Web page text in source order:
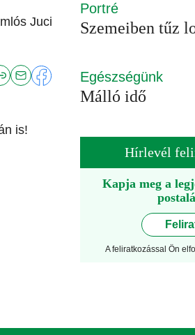
Juci
is!
Portré
Szemeiben tűz
Egészségünk
Málló idő
Hírlevél
Kapja meg a
A feliratkozással Ön